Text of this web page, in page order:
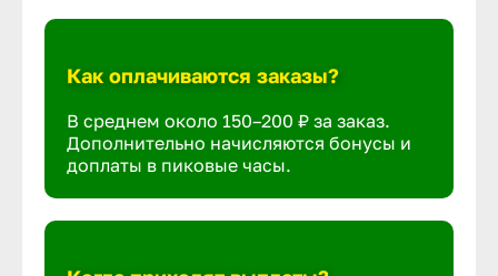
Как оплачиваются заказы?
В среднем около 150–200 ₽ за заказ.
Дополнительно начисляются бонусы и
доплаты в пиковые часы.